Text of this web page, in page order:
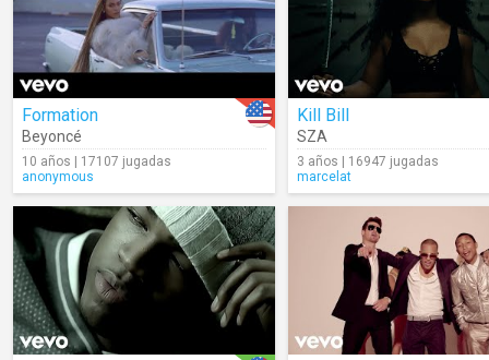
Formation
Beyoncé
10 años | 17107 jugadas
anonymous
Kill Bill
SZA
3 años | 16947 jugadas
marcelat